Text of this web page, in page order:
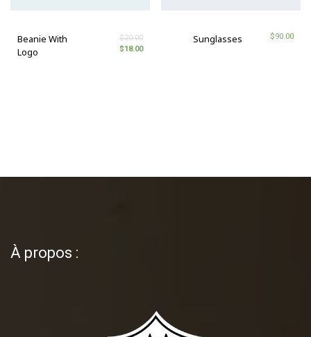
Beanie With
Logo
$20.00
$18.00
Sunglasses $90.00
À propos :